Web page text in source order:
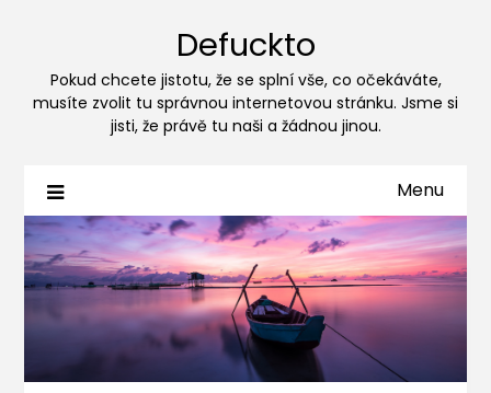
Defuckto
Pokud chcete jistotu, že se splní vše, co očekáváte,
musíte zvolit tu správnou internetovou stránku. Jsme si
jisti, že právě tu naši a žádnou jinou.
Menu